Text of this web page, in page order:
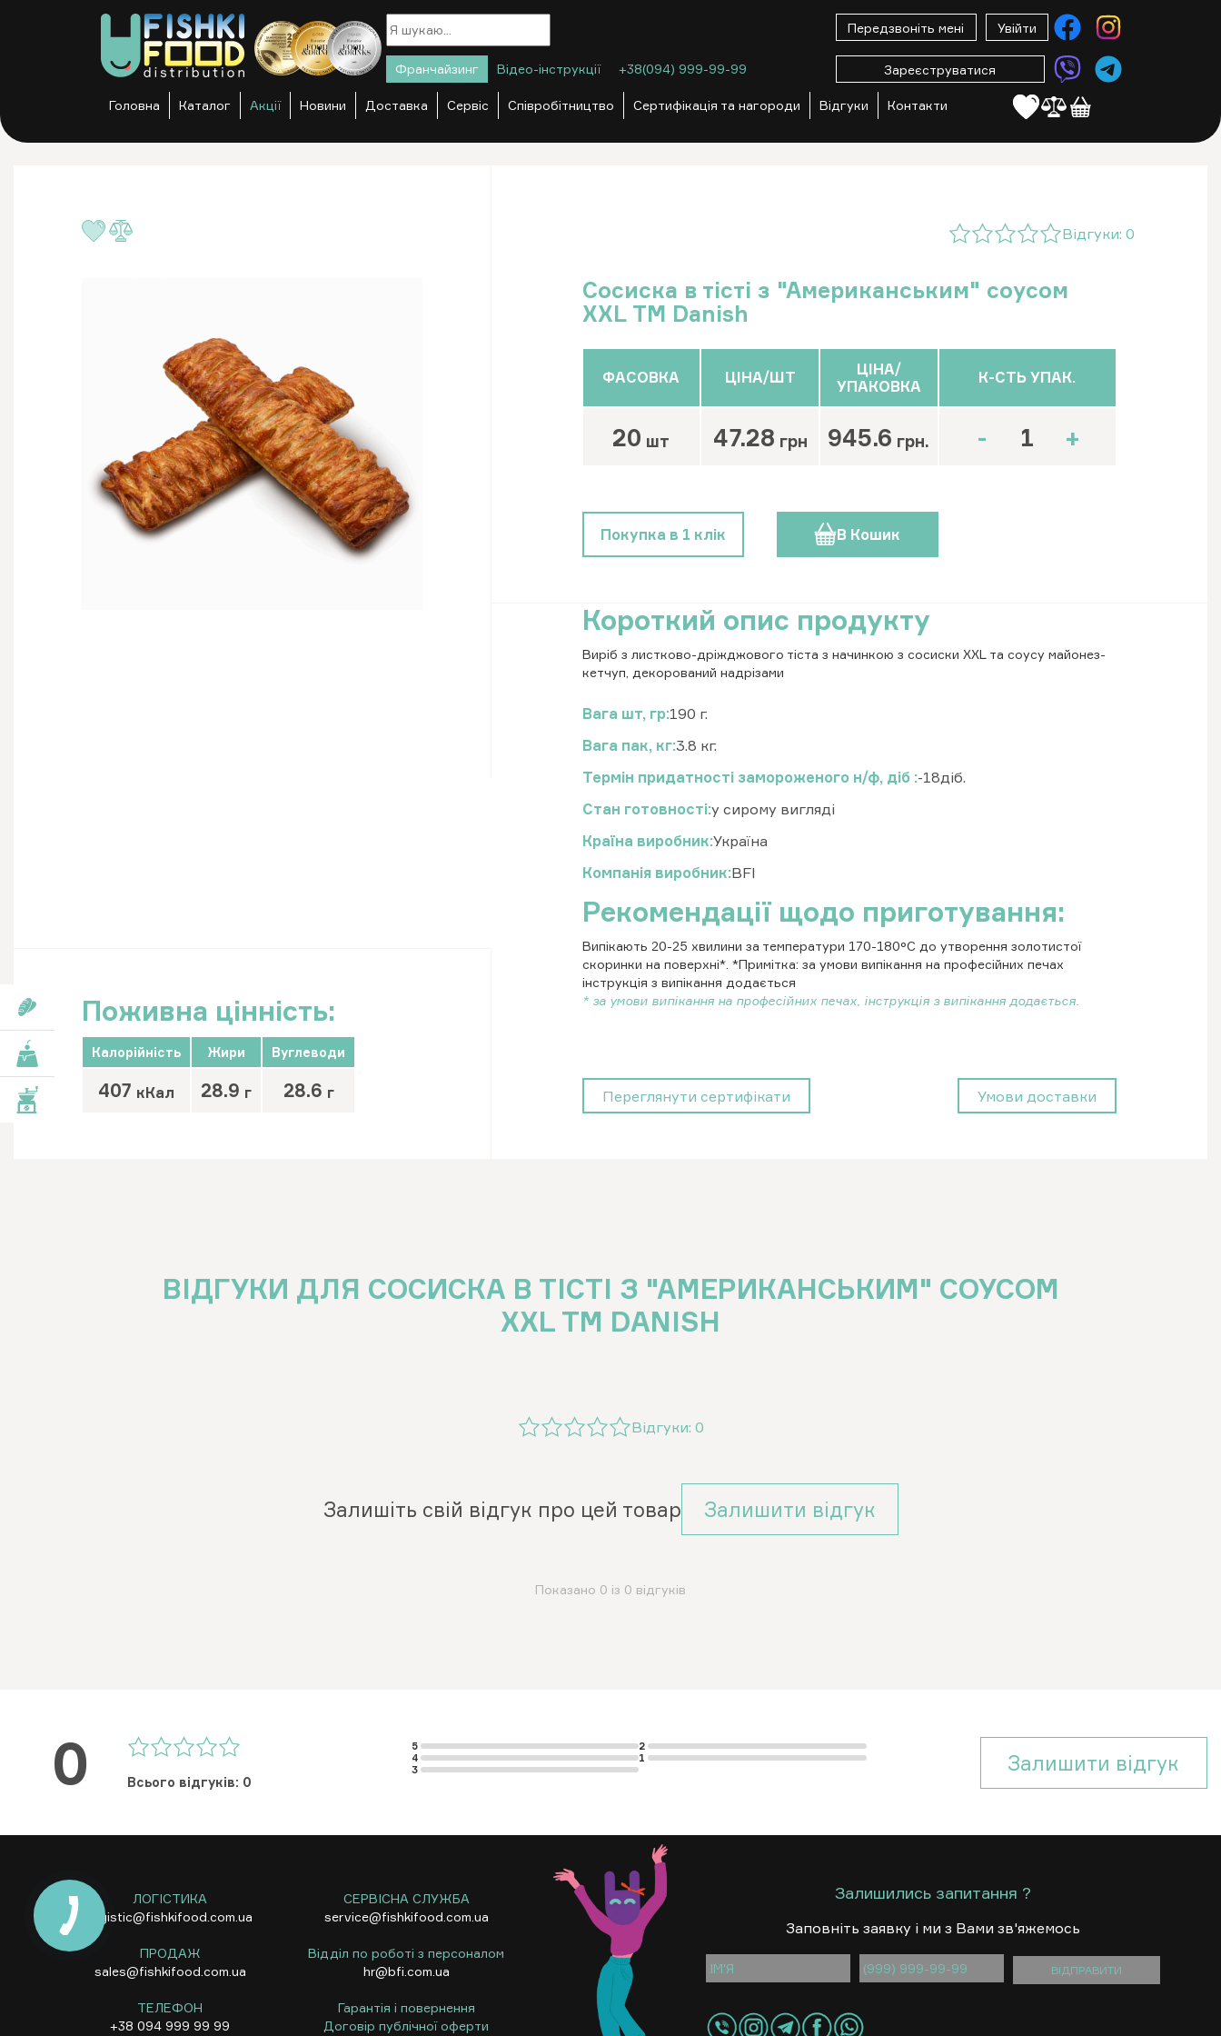
Франчайзинг Відео-інструкції +38(094) 999-99-99
Головна Каталог Акції Новини Доставка Сервіс Співробітництво Сертифікація та нагороди Відгуки Контакти
Передзвоніть мені Увійти
Зареєструватися
Відгуки: 0
Сосиска в тісті з "Американським" соусом
XXL ТМ Danish
ФАСОВКА
20 шт
ЦІНА/ШТ
47.28 грн
ЦІНА/
УПАКОВКА
945.6 грн.
К-СТЬ УПАК.
- +
Покупка в 1 клік В Кошик
Короткий опис продукту
Виріб з листково-дріжджового тіста з начинкою з сосиски XXL та соусу майонез-
кетчуп, декорований надрізами
Вага шт, гр 190 г.
Вага пак, кг 3.8 кг.
Термін придатності замороженого н/ф, діб -18діб.
Стан готовності у сирому вигляді
Країна виробник Україна
Компанія виробник BFI
Рекомендації щодо приготування:
Випікають 20-25 хвилини за температури 170-180°С до утворення золотистої
скоринки на поверхні*. *Примітка: за умови випікання на професійних печах
інструкція з випікання додається
* за умови випікання на професійних печах, інструкція з випікання додається.
Поживна цінність:
Калорійність
407 кКал
Жири
28.9 г
Вуглеводи
28.6 г Переглянути сертифікати Умови доставки
ВІДГУКИ ДЛЯ СОСИСКА В ТІСТІ З "АМЕРИКАНСЬКИМ" СОУСОМ
XXL ТМ DANISH
Відгуки: 0
Залишіть свій відгук про цей товар Залишити вiдгук
Показано 0 із 0 відгуків
0 Всього відгуків: 0
5
4
3
2
1
Залишити вiдгук
ЛОГІСТИКА
logistic@fishkifood.com.ua
СЕРВІСНА СЛУЖБА
service@fishkifood.com.ua
ПРОДАЖ
sales@fishkifood.com.ua
Відділ по роботі з персоналом
hr@bfi.com.ua
ТЕЛЕФОН
+38 094 999 99 99
Гарантія і повернення
Договір публічної оферти
Залишились запитання ?
Заповнiть заявку i ми з Вами зв'яжемось